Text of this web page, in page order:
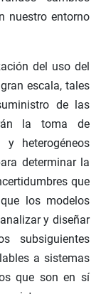
nuestro entorno
del uso del
escala, tales
de las
la toma de
heterogéneos
determinar la
que
los modelos
y diseñar
subsiguientes
a sistemas
que son en sí